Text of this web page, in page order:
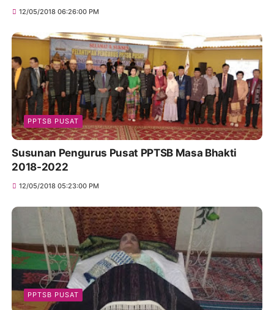
12/05/2018 06:26:00 PM
PPTSB PUSAT
Susunan Pengurus Pusat PPTSB Masa Bhakti
2018-2022
12/05/2018 05:23:00 PM
PPTSB PUSAT